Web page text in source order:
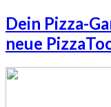
Dein Pizza-
neue